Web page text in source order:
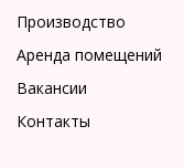
Производство
Аренда помещений
Вакансии
Контакты